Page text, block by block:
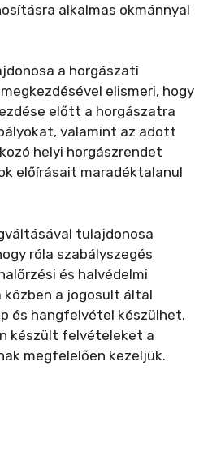
V
i
d
e
o
alkalmas okmánnyal
a horgászati
elismeri, hogy
előtt a horgászatra
valamint az adott
helyi horgászrendet
előírásait maradéktalanul
tulajdonosa
róla szabályszegés
és halvédelmi
a jogosult által
és hangfelvétel készülhet.
készült felvételeket a
megfelelően kezeljük.